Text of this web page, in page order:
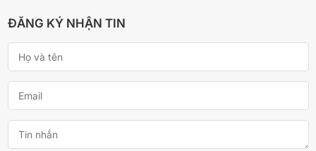
ĐĂNG KÝ NHẬN TIN